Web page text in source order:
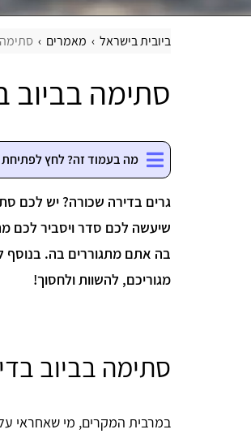
ביובית בישראל מאמרים
סתימה בביוב
מה בעמוד זה? לחץ לפתיחת
גרים בדירה שכורה? יש לכם
שיעשה לכם סדר ויסביר לכם
בה אתם מתגוררים בה. בנוסף
מגוריכם, להשוות ולחסוך!
סתימה בביוב
במרבית המקרים, מי שאחראי על